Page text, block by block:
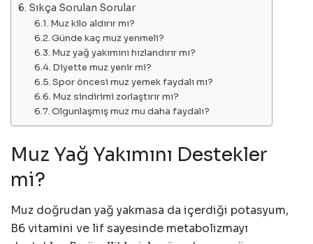
Sıkça Sorulan Sorular
Muz kilo aldırır mı?
Günde kaç muz yenmeli?
Muz yağ yakımını hızlandırır mı?
Diyette muz yenir mi?
Spor öncesi muz yemek faydalı mı?
Muz sindirimi zorlaştırır mı?
Olgunlaşmış muz mu daha faydalı?
Muz Yağ Yakımını Destekler
mi?
Muz doğrudan yağ yakmasa da içerdiği potasyum,
B6 vitamini ve lif sayesinde metabolizmayı